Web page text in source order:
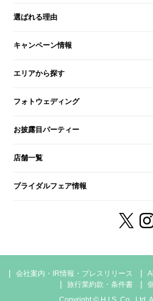
選ばれる理由
キャンペーン情報
エリアから探す
フォトウェディング
お披露目パーティー
店舗一覧
ブライダルフェア情報
会社案内・IR情報・プレスリリース
旅行業約款・条件書